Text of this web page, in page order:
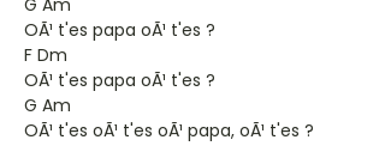
G Am
OÃ¹ t'es papa oÃ¹ t'es ?
F Dm
OÃ¹ t'es papa oÃ¹ t'es ?
G Am
OÃ¹ t'es oÃ¹ t'es oÃ¹ papa, oÃ¹ t'es ?